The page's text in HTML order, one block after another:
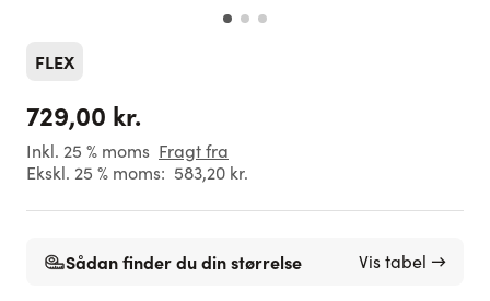
FLEX
729,00 kr.
Inkl. 25 % moms Fragt fra
Ekskl. 25 % moms: 583,20 kr.
Sådan finder du din størrelse Vis tabel →